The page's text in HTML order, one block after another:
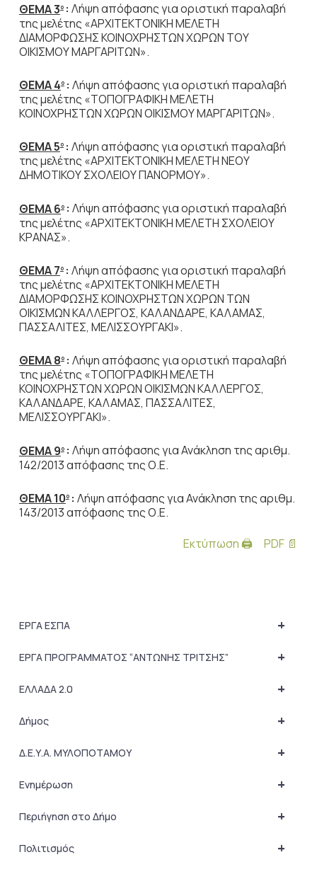
ΘΕΜΑ 3ο : Λήψη απόφασης για οριστική παραλαβή
της μελέτης «ΑΡΧΙΤΕΚΤΟΝΙΚΗ ΜΕΛΕΤΗ
ΔΙΑΜΟΡΦΩΣΗΣ ΚΟΙΝΟΧΡΗΣΤΩΝ ΧΩΡΩΝ ΤΟΥ
ΟΙΚΙΣΜΟΥ ΜΑΡΓΑΡΙΤΩΝ».
ΘΕΜΑ 4ο : Λήψη απόφασης για οριστική παραλαβή
της μελέτης «ΤΟΠΟΓΡΑΦΙΚΗ ΜΕΛΕΤΗ
ΚΟΙΝΟΧΡΗΣΤΩΝ ΧΩΡΩΝ ΟΙΚΙΣΜΟΥ ΜΑΡΓΑΡΙΤΩΝ».
ΘΕΜΑ 5ο : Λήψη απόφασης για οριστική παραλαβή
της μελέτης «ΑΡΧΙΤΕΚΤΟΝΙΚΗ ΜΕΛΕΤΗ ΝΕΟΥ
ΔΗΜΟΤΙΚΟΥ ΣΧΟΛΕΙΟΥ ΠΑΝΟΡΜΟΥ».
ΘΕΜΑ 6ο : Λήψη απόφασης για οριστική παραλαβή
της μελέτης «ΑΡΧΙΤΕΚΤΟΝΙΚΗ ΜΕΛΕΤΗ ΣΧΟΛΕΙΟΥ
ΚΡΑΝΑΣ».
ΘΕΜΑ 7ο : Λήψη απόφασης για οριστική παραλαβή
της μελέτης «ΑΡΧΙΤΕΚΤΟΝΙΚΗ ΜΕΛΕΤΗ
ΔΙΑΜΟΡΦΩΣΗΣ ΚΟΙΝΟΧΡΗΣΤΩΝ ΧΩΡΩΝ ΤΩΝ
ΟΙΚΙΣΜΩΝ ΚΑΛΛΕΡΓΟΣ, ΚΑΛΑΝΔΑΡΕ, ΚΑΛΑΜΑΣ,
ΠΑΣΣΑΛΙΤΕΣ, ΜΕΛΙΣΣΟΥΡΓΑΚΙ».
ΘΕΜΑ 8ο : Λήψη απόφασης για οριστική παραλαβή
της μελέτης «ΤΟΠΟΓΡΑΦΙΚΗ ΜΕΛΕΤΗ
ΚΟΙΝΟΧΡΗΣΤΩΝ ΧΩΡΩΝ ΟΙΚΙΣΜΩΝ ΚΑΛΛΕΡΓΟΣ,
ΚΑΛΑΝΔΑΡΕ, ΚΑΛΑΜΑΣ, ΠΑΣΣΑΛΙΤΕΣ,
ΜΕΛΙΣΣΟΥΡΓΑΚΙ».
ΘΕΜΑ 9ο : Λήψη απόφασης για Ανάκληση της αριθμ.
142/2013 απόφασης της Ο.Ε.
ΘΕΜΑ 10ο : Λήψη απόφασης για Ανάκληση της αριθμ.
143/2013 απόφασης της Ο.Ε.
Εκτύπωση 🖨
PDF 📄
+
ΕΡΓΑ ΕΣΠΑ
+
ΕΡΓΑ ΠΡΟΓΡΑΜΜΑΤΟΣ “ΑΝΤΩΝΗΣ ΤΡΙΤΣΗΣ”
+
ΕΛΛΑΔΑ 2.0
+
Δήμος
+
Δ.Ε.Υ.Α. ΜΥΛΟΠΟΤΑΜΟΥ
+
Ενημέρωση
+
Περιήγηση στο Δήμο
+
Πολιτισμός